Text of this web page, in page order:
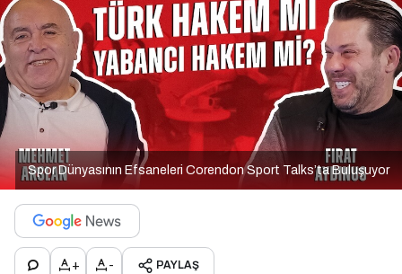
Spor Dünyasının Efsaneleri Corendon Sport Talks’ta Buluşuyor
+ - PAYLAŞ